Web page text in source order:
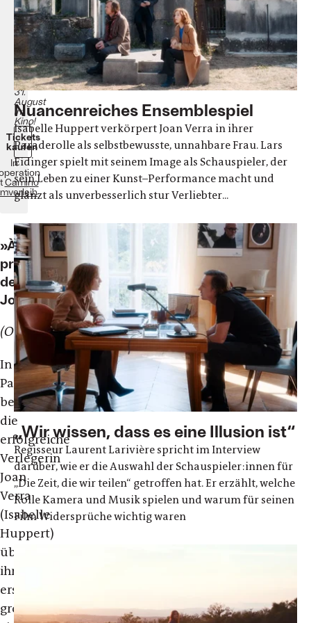
Drama
Deutschland,
Frankreich,
Irland
2022
97
Minuten
Ab
dem
31.
August
im
Kino!
Tickets
kaufen
In
Camino
»À
propos
de
Joan«
(Originaltitel)
In
Paris
begegnet
die
erfolgreiche
Verlegerin
Joan
Verra
(Isabelle
Huppert)
überraschend
ihrer
ersten
großen
Nuancenreiches Ensemblespiel
Isabelle Huppert verkörpert Joan Verra in ihrer
Paraderolle als selbstbewusste, unnahbare Frau. Lars
Eidinger spielt mit seinem Image als Schauspieler, der
sein Leben zu einer Kunst–Performance macht und
glänzt als unverbesserlich stur Verliebter...
„Wir wissen, dass es eine Illusion ist“
Regisseur Laurent Larivière spricht im Interview
darüber, wie er die Auswahl der Schauspieler:innen für
„Die Zeit, die wir teilen“ getroffen hat. Er erzählt, welche
Rolle Kamera und Musik spielen und warum für seinen
Film Widersprüche wichtig waren